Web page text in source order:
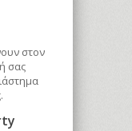
στον
σας